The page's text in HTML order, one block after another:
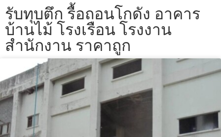
รับทุบตึก รื้อถอนโกดัง อาคาร
บ้านไม้ โรงเรือน โรงงาน
สำนักงาน ราคาถูก